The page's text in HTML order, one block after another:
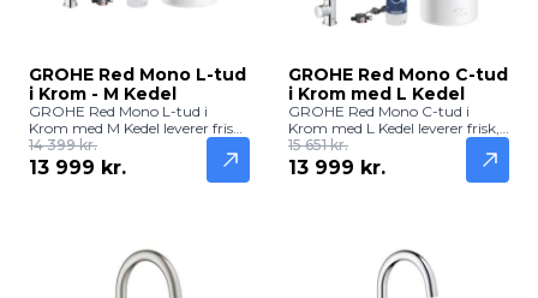
GROHE Red Mono L-tud
i Krom - M Kedel
GROHE Red Mono L-tud i
Krom med M Kedel leverer frisk,
filtreret og kogende vand
direkte fra hanen. Praktisk og
elegant løsning til køkkenet.
14 399 kr.
13 999 kr.
GROHE Red Mono C-tud
i Krom med L Kedel
GROHE Red Mono C-tud i
Krom med L Kedel leverer frisk,
filtreret og kogende vand
direkte fra hanen. Praktisk og
elegant løsning til køkkenet.
15 651 kr.
13 999 kr.